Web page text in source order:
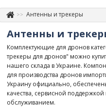
+380507774092
About Company
Обзоры
Категории
Антенны и трекеры
Антенны и
Комплектующие для дронов
трекеры для дронов" можно
нашего склада в Украине.
для производства дронов
Украину официально,
качества, сервисной
обслуживанием.